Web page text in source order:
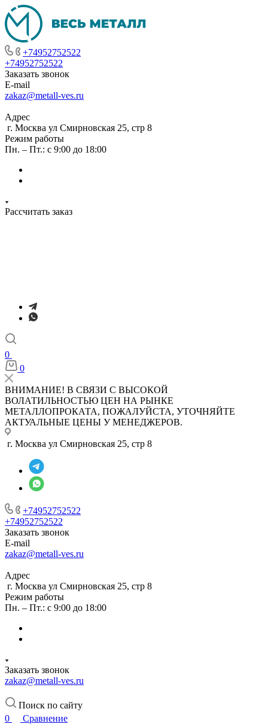
+74952752522
+74952752522
Заказать звонок
E-mail
zakaz@metall-ves.ru
Адрес
г. Москва ул Смирновская 25, стр 8
Режим работы
Пн. – Пт.: с 9:00 до 18:00
Рассчитать заказ
0
0
ВНИМАНИЕ! В СВЯЗИ С ВЫСОКОЙ
ВОЛАТИЛЬНОСТЬЮ ЦЕН НА РЫНКЕ
МЕТАЛЛОПРОКАТА, ПОЖАЛУЙСТА, УТОЧНЯЙТЕ
АКТУАЛЬНЫЕ ЦЕНЫ У МЕНЕДЖЕРОВ.
г. Москва ул Смирновская 25, стр 8
+74952752522
+74952752522
Заказать звонок
E-mail
zakaz@metall-ves.ru
Адрес
г. Москва ул Смирновская 25, стр 8
Режим работы
Пн. – Пт.: с 9:00 до 18:00
Заказать звонок
zakaz@metall-ves.ru
Поиск по сайту
0
Сравнение